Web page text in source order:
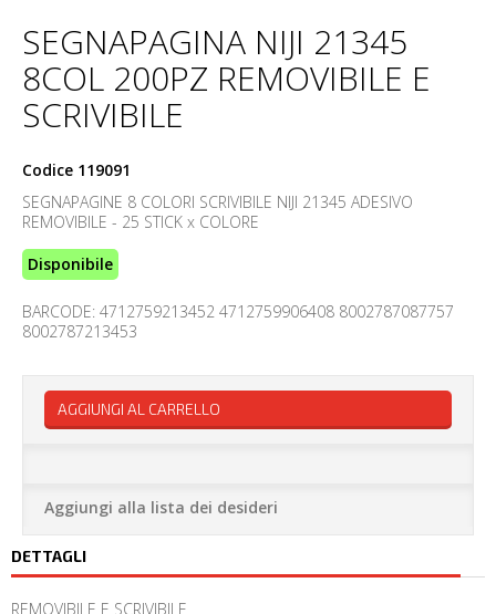
SEGNAPAGINA NIJI 21345
8COL 200PZ REMOVIBILE E
SCRIVIBILE
Codice 119091
SEGNAPAGINE 8 COLORI SCRIVIBILE NIJI 21345 ADESIVO
REMOVIBILE - 25 STICK x COLORE
Disponibile
BARCODE: 4712759213452 4712759906408 8002787087757
8002787213453
AGGIUNGI AL CARRELLO
Aggiungi alla lista dei desideri
DETTAGLI
REMOVIBILE E SCRIVIBILE